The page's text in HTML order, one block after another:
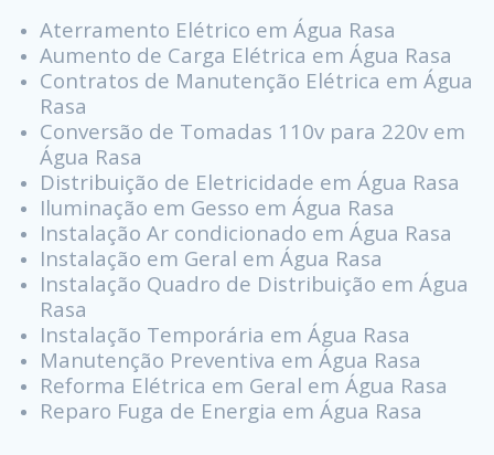
Aterramento Elétrico em Água Rasa
Aumento de Carga Elétrica em Água Rasa
Contratos de Manutenção Elétrica em Água
Rasa
Conversão de Tomadas 110v para 220v em
Água Rasa
Distribuição de Eletricidade em Água Rasa
Iluminação em Gesso em Água Rasa
Instalação Ar condicionado em Água Rasa
Instalação em Geral em Água Rasa
Instalação Quadro de Distribuição em Água
Rasa
Instalação Temporária em Água Rasa
Manutenção Preventiva em Água Rasa
Reforma Elétrica em Geral em Água Rasa
Reparo Fuga de Energia em Água Rasa